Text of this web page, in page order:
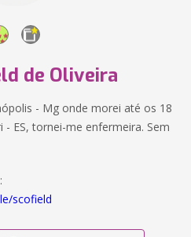
de Oliveira
- Mg onde morei até os 18
- ES, tornei-me enfermeira. Sem
scofield